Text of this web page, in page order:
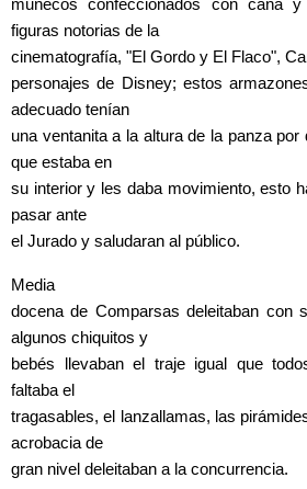
muñecos confeccionados con caña
figuras notorias de la
cinematografía, "El Gordo y El Flaco",
personajes de Disney; estos
adecuado tenían
una ventanita a la altura de la panza
que estaba en
su interior y les daba movimiento, esto
pasar ante
el Jurado y saludaran al público.
Media
docena de Comparsas deleitaban con
algunos chiquitos y
bebés llevaban el traje igual que
faltaba el
tragasables, el lanzallamas, las
acrobacia de
gran nivel deleitaban a la concurrencia.